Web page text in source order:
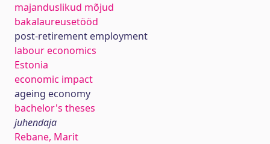
majanduslikud mõjud
bakalaureusetööd
post-retirement employment
labour economics
Estonia
economic impact
ageing economy
bachelor's theses
juhendaja
Rebane, Marit